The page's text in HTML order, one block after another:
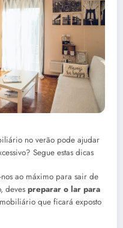
no verão pode ajudar
Segue estas dicas
ao máximo para sair de
deves preparar o lar para
que ficará exposto